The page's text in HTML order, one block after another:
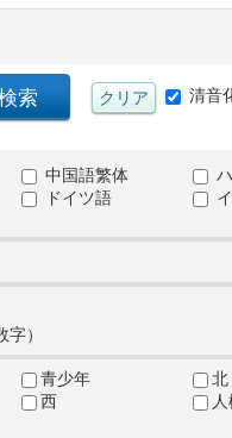
清音
中国語繁体
ドイツ語
）
青少年 北
西